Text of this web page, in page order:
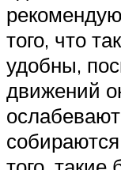
того, что
удобны,
движений